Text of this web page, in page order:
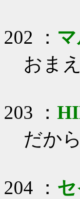
202 ：
おま
203 ：
だか
204 ：